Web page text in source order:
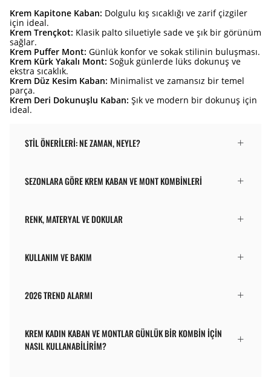
Krem Kapitone Kaban: Dolgulu kış sıcaklığı ve zarif çizgiler
için ideal.
Krem Trençkot: Klasik palto siluetiyle sade ve şık bir görünüm
sağlar.
Krem Puffer Mont: Günlük konfor ve sokak stilinin buluşması.
Krem Kürk Yakalı Mont: Soğuk günlerde lüks dokunuş ve
ekstra sıcaklık.
Krem Düz Kesim Kaban: Minimalist ve zamansız bir temel
parça.
Krem Deri Dokunuşlu Kaban: Şık ve modern bir dokunuş için
ideal.
STIL ÖNERILERI: NE ZAMAN, NEYLE?
SEZONLARA GÖRE KREM KABAN VE MONT KOMBINLERI
RENK, MATERYAL VE DOKULAR
KULLANIM VE BAKIM
2026 TREND ALARMI
KREM KADIN KABAN VE MONTLAR GÜNLÜK BIR KOMBIN IÇIN
NASIL KULLANABILIRIM?